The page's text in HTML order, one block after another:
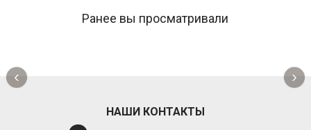
Ранее вы просматривали
‹ ›
НАШИ КОНТАКТЫ